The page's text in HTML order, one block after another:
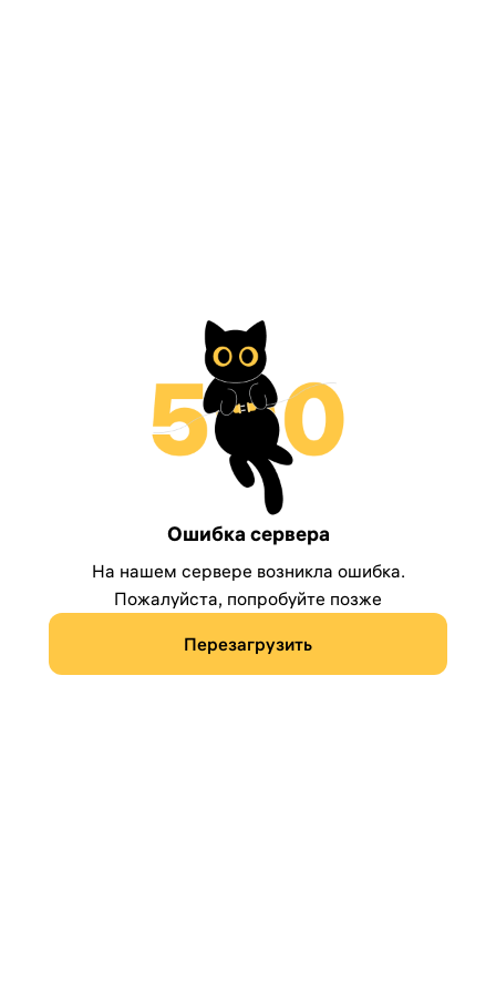
Ошибка сервера
На нашем сервере возникла ошибка.
Пожалуйста, попробуйте позже
Перезагрузить